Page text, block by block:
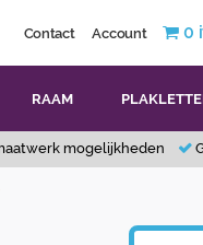
Contact Account 0
RAAM
mogelijkheden